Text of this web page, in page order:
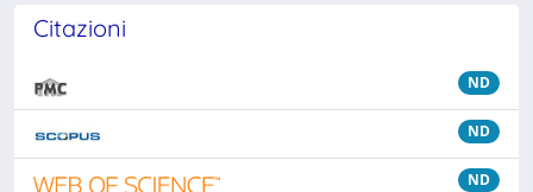
Citazioni
ND
ND
ND